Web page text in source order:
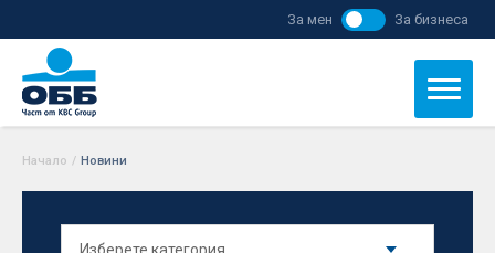
За мен За бизнеса
Начало / Новини